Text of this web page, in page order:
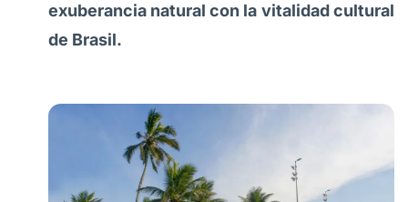
exuberancia natural con la vitalidad cultural
de Brasil.